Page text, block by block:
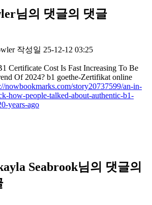
님의 댓글의 댓글
작성일 25-12-12 03:25
Certificate Cost Is Fast Increasing To Be
Of 2024? b1 goethe-Zertifikat online
nowbookmarks.com/story20737599/an-in-
how-people-talked-about-authentic-b1-
years-ago
Seabrook님의 댓글의